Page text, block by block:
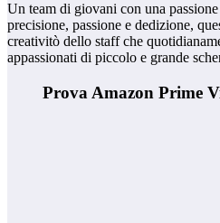
Un team di giovani con una
precisione, passione e dedizione,
creativitò dello staff che
appassionati di piccolo e grande
Prova Amazon Prime